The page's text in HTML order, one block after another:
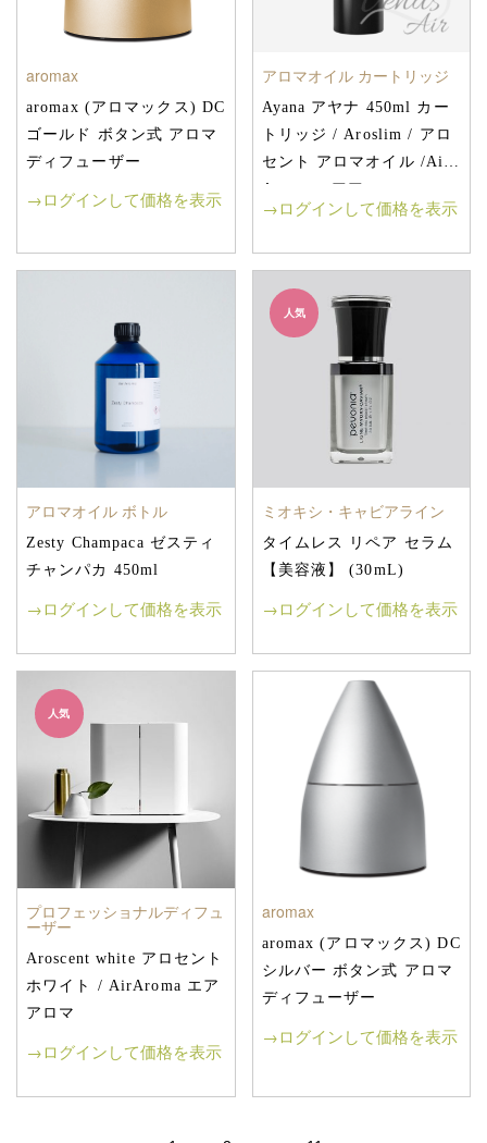
aromax
aromax (アロマックス) DC
ゴールド ボタン式 アロマ
ディフューザー
→ログインして価格を表示
アロマオイル カートリッジ
Ayana アヤナ 450ml カー
トリッジ / Aroslim / アロ
セント アロマオイル /Air
Aroma エアアロマ
→ログインして価格を表示
アロマオイル ボトル
Zesty Champaca ゼスティ
チャンパカ 450ml
→ログインして価格を表示
ミオキシ・キャビアライン
タイムレス リペア セラム
【美容液】 (30mL)
→ログインして価格を表示
人気
プロフェッショナルディフュ
ーザー
Aroscent white アロセント
ホワイト / AirAroma エア
アロマ
→ログインして価格を表示
人気
aromax
aromax (アロマックス) DC
シルバー ボタン式 アロマ
ディフューザー
→ログインして価格を表示